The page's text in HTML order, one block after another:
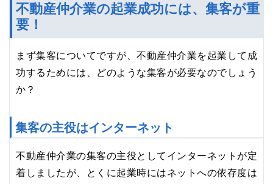
不動産仲介業の起業成功には、集客が重
要！
まず集客についてですが、不動産仲介業を起業して成
功するためには、どのような集客が必要なのでしょう
か？
集客の主役はインターネット
不動産仲介業の集客の主役としてインターネットが定
着しましたが、とくに起業時にはネットへの依存度は